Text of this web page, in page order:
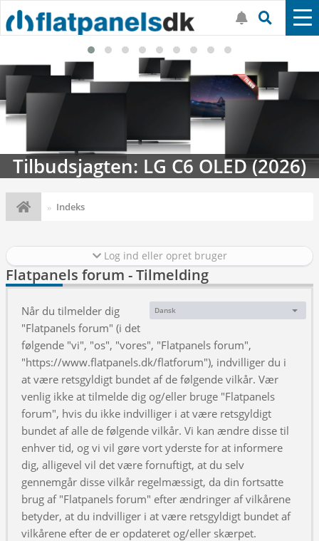
Tilbudsjagten: LG C6 OLED (2026)
Indeks
Log ind eller opret bruger
Flatpanels forum - Tilmelding
Sprog:
Dansk
Når du tilmelder dig
"Flatpanels forum" (i det
følgende "vi", "os", "vores", "Flatpanels forum",
"https://www.flatpanels.dk/flatforum"), indvilliger du i
at være retsgyldigt bundet af de følgende vilkår. Vær
venlig ikke at tilmelde dig og/eller bruge "Flatpanels
forum", hvis du ikke indvilliger i at være retsgyldigt
bundet af alle de følgende vilkår. Vi kan ændre disse til
enhver tid, og vi vil gøre vort yderste for at informere
dig, alligevel vil det være fornuftigt, at du selv
gennemgår disse vilkår regelmæssigt, da din fortsatte
brug af "Flatpanels forum" efter ændringer af vilkårene
betyder, at du indvilliger i at være retsgyldigt bundet af
vilkårene efter de er opdateret og/eller skærpet.